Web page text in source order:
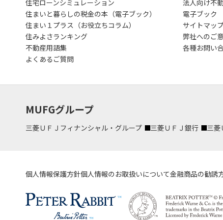
住宅ローンシミュレーション
住まいと暮らしの税金の本（電子ブック）
住まい１プラス（お役立ちコラム）
住みよさランキング
不動産用語集
よくあるご質問
法人向け不
電子ブック
サイトマッ
弊社へのご
各種お問い
MUFGグループ
三菱ＵＦＪフィナンシャル・グループ 三菱ＵＦＪ銀行 三菱
個人情報保護方針個人情報のお取扱いについて金融商品の勧誘